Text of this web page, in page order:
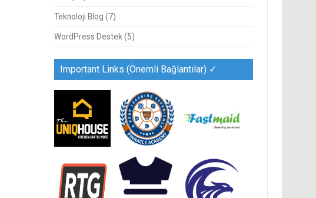
Teknoloji Blog (7)
WordPress Destek (5)
Important Links (Önemli Bağlantılar) ✓